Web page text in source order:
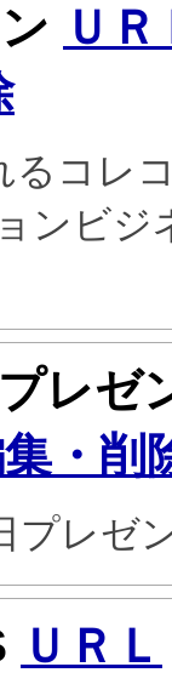
ＵＲ
るコレ
ンビジ
レゼ
・削
プレゼ
ＵＲＬ